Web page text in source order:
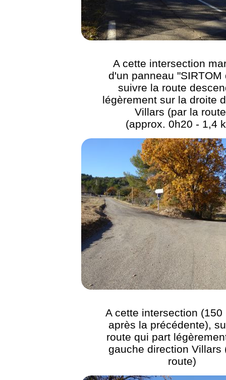
A cette intersection
d'un panneau "SIRTOM
suivre la route
légèrement sur la droite
Villars (par la
(approx. 0h20 - 1,4
A cette intersection (150
après la précédente),
route qui part
gauche direction Villars
route)